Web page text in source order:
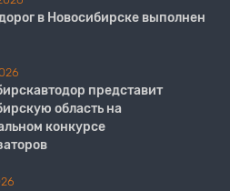
в Новосибирске выполнен
представит
область на
конкурсе